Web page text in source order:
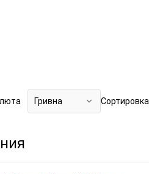
Гривна Сортировка